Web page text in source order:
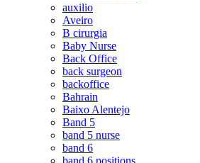
auxilio
Aveiro
B cirurgia
Baby Nurse
Back Office
back surgeon
backoffice
Bahrain
Baixo Alentejo
Band 5
band 5 nurse
band 6
band 6 positions